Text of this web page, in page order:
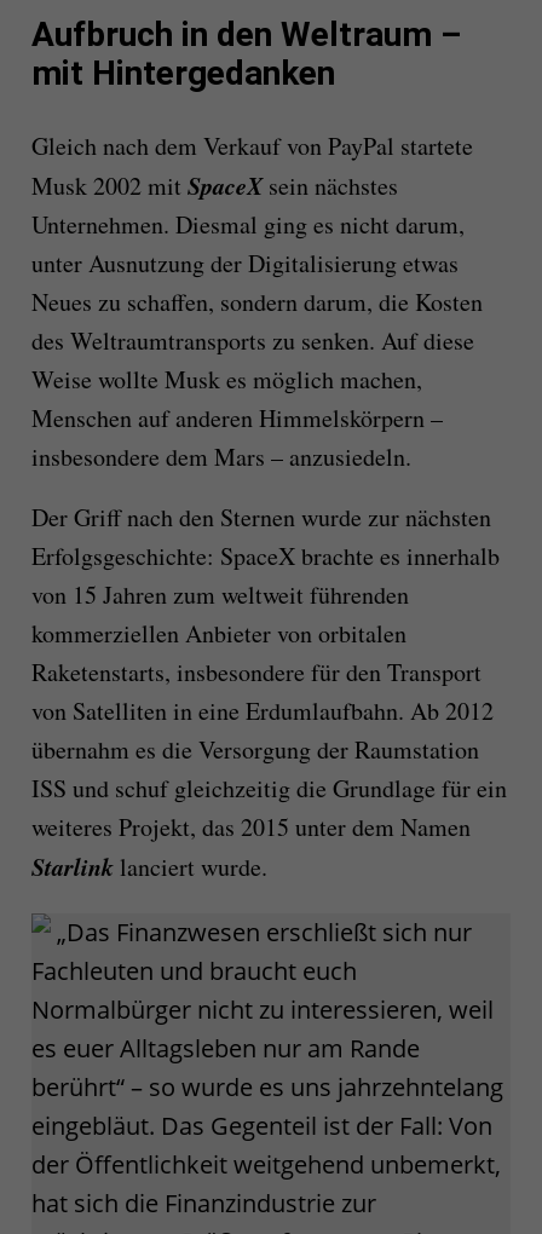
Aufbruch in den Weltraum –
mit Hintergedanken
Gleich nach dem Verkauf von PayPal startete
Musk 2002 mit SpaceXsein nächstes
Unternehmen. Diesmal ging es nicht darum,
unter Ausnutzung der Digitalisierung etwas
Neues zu schaffen, sondern darum, die Kosten
des Weltraumtransports zu senken. Auf diese
Weise wollte Musk es möglich machen,
Menschen auf anderen Himmelskörpern –
insbesondere dem Mars – anzusiedeln.
Der Griff nach den Sternen wurde zur nächsten
Erfolgsgeschichte: SpaceX brachte es innerhalb
von 15 Jahren zum weltweit führenden
kommerziellen Anbieter von orbitalen
Raketenstarts, insbesondere für den Transport
von Satelliten in eine Erdumlaufbahn. Ab 2012
übernahm es die Versorgung der Raumstation
ISS und schuf gleichzeitig die Grundlage für ein
weiteres Projekt, das 2015 unter dem Namen
Starlinklanciert wurde.
„Das Finanzwesen erschließt sich nur
Fachleuten und braucht euch
Normalbürger nicht zu interessieren, weil
es euer Alltagsleben nur am Rande
berührt“ – so wurde es uns jahrzehntelang
eingebläut. Das Gegenteil ist der Fall: Von
der Öffentlichkeit weitgehend unbemerkt,
hat sich die Finanzindustrie zur